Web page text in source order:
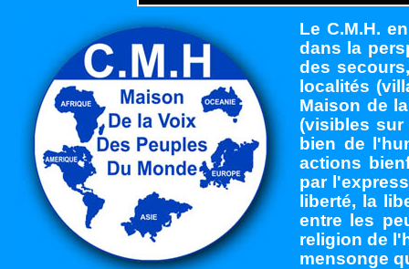
Le C.M.H.
dans la
des
localités
Maison de
(visibles
bien de
actions
par
liberté, la
entre les
religion de
mensonge